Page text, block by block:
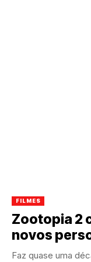
FILMES
Zootopia 2
novos
Faz quase uma